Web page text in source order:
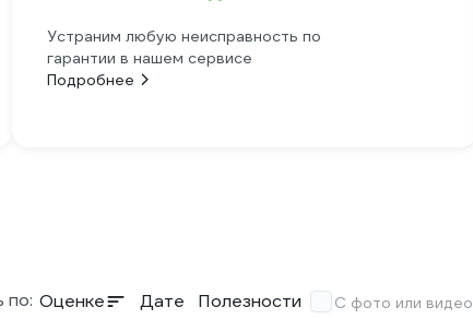
Устраним любую неисправность по
гарантии в нашем сервисе
Подробнее
по: Оценке Дате Полезности С фото или видео